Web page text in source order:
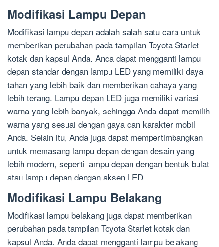
Modifikasi Lampu Depan
Modifikasi lampu depan adalah salah satu cara untuk
memberikan perubahan pada tampilan Toyota Starlet
kotak dan kapsul Anda. Anda dapat mengganti lampu
depan standar dengan lampu LED yang memiliki daya
tahan yang lebih baik dan memberikan cahaya yang
lebih terang. Lampu depan LED juga memiliki variasi
warna yang lebih banyak, sehingga Anda dapat memilih
warna yang sesuai dengan gaya dan karakter mobil
Anda. Selain itu, Anda juga dapat mempertimbangkan
untuk memasang lampu depan dengan desain yang
lebih modern, seperti lampu depan dengan bentuk bulat
atau lampu depan dengan aksen LED.
Modifikasi Lampu Belakang
Modifikasi lampu belakang juga dapat memberikan
perubahan pada tampilan Toyota Starlet kotak dan
kapsul Anda. Anda dapat mengganti lampu belakang